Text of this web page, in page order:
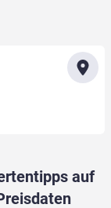
auf